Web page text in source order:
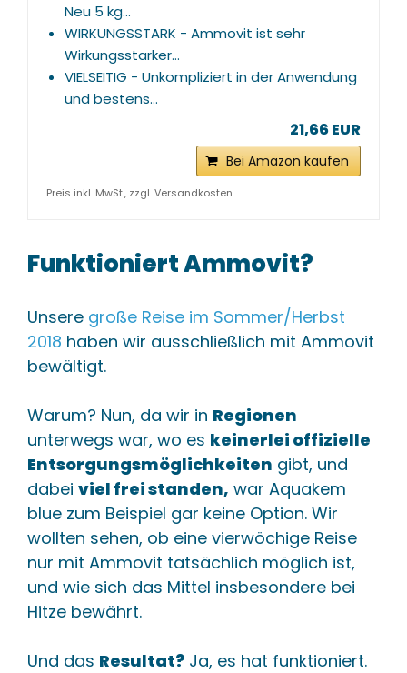
Neu 5 kg...
WIRKUNGSSTARK - Ammovit ist sehr
Wirkungsstarker...
VIELSEITIG - Unkompliziert in der Anwendung
und bestens...
21,66 EUR
Bei Amazon kaufen
Preis inkl. MwSt., zzgl. Versandkosten
Funktioniert Ammovit?
Unsere große Reise im Sommer/Herbst
2018 haben wir ausschließlich mit Ammovit
bewältigt.
Warum? Nun, da wir in Regionen
unterwegs war, wo es keinerlei offizielle
Entsorgungsmöglichkeiten gibt, und
dabei viel frei standen, war Aquakem
blue zum Beispiel gar keine Option. Wir
wollten sehen, ob eine vierwöchige Reise
nur mit Ammovit tatsächlich möglich ist,
und wie sich das Mittel insbesondere bei
Hitze bewährt.
Und das Resultat? Ja, es hat funktioniert.